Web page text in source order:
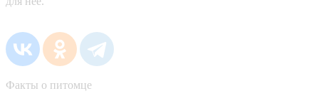
Факты о питомце